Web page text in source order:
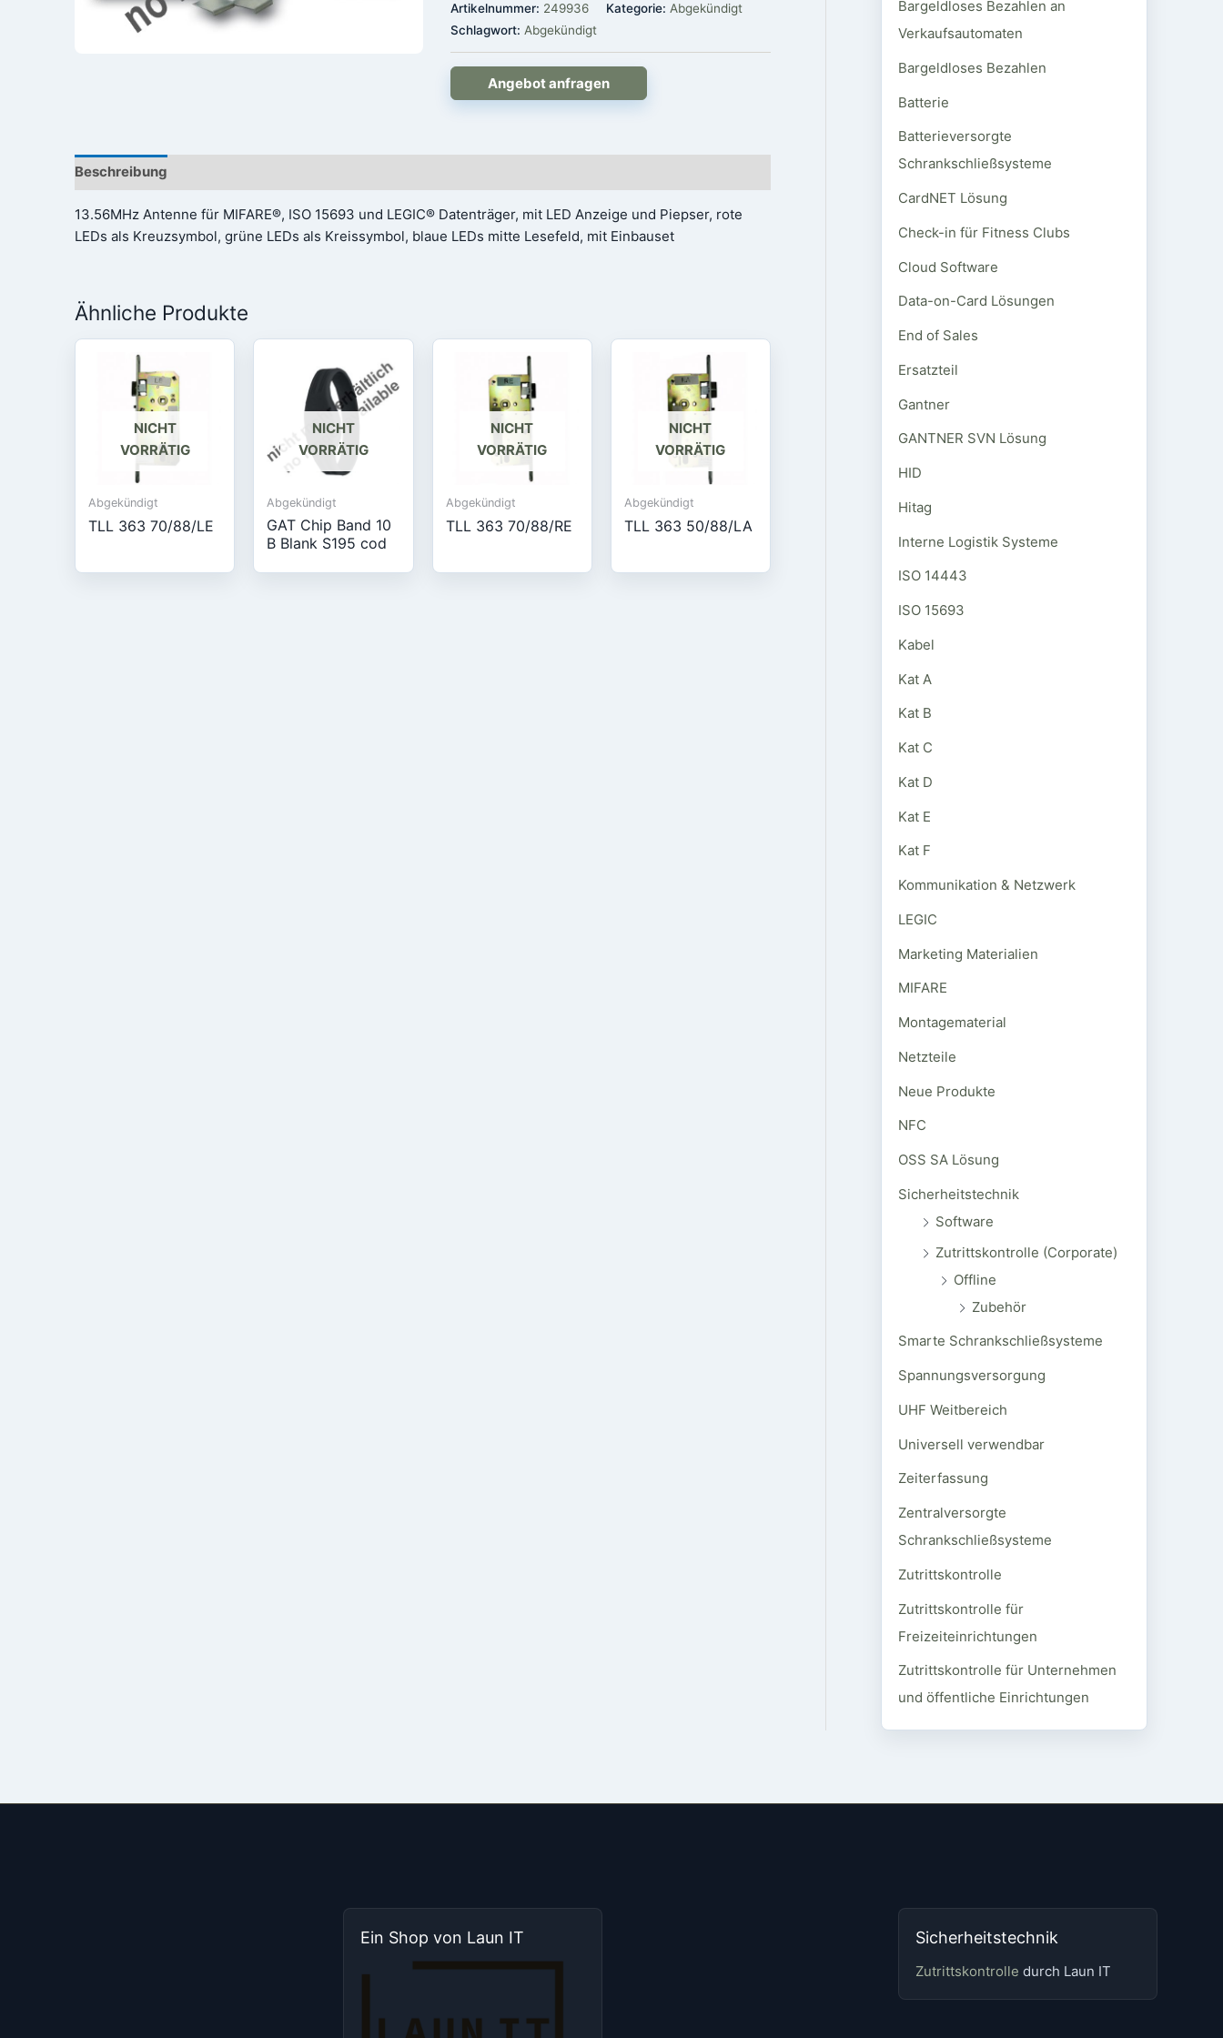
Artikelnummer: 249936 Kategorie: Abgekündigt
Schlagwort: Abgekündigt
Angebot anfragen
Beschreibung
13.56MHz Antenne für MIFARE®, ISO 15693 und LEGIC® Datenträger, mit LED Anzeige und Piepser, rote
LEDs als Kreuzsymbol, grüne LEDs als Kreissymbol, blaue LEDs mitte Lesefeld, mit Einbauset
Ähnliche Produkte
NICHT
VORRÄTIG
Abgekündigt
TLL 363 70/88/LE
NICHT
VORRÄTIG
Abgekündigt
GAT Chip Band 10
B Blank S195 cod
NICHT
VORRÄTIG
Abgekündigt
TLL 363 70/88/RE
NICHT
VORRÄTIG
Abgekündigt
TLL 363 50/88/LA
Bargeldloses Bezahlen an
Verkaufsautomaten
Bargeldloses Bezahlen
Batterie
Batterieversorgte
Schrankschließsysteme
CardNET Lösung
Check-in für Fitness Clubs
Cloud Software
Data-on-Card Lösungen
End of Sales
Ersatzteil
Gantner
GANTNER SVN Lösung
HID
Hitag
Interne Logistik Systeme
ISO 14443
ISO 15693
Kabel
Kat A
Kat B
Kat C
Kat D
Kat E
Kat F
Kommunikation & Netzwerk
LEGIC
Marketing Materialien
MIFARE
Montagematerial
Netzteile
Neue Produkte
NFC
OSS SA Lösung
Sicherheitstechnik
Software
Zutrittskontrolle (Corporate)
Offline
Zubehör
Smarte Schrankschließsysteme
Spannungsversorgung
UHF Weitbereich
Universell verwendbar
Zeiterfassung
Zentralversorgte
Schrankschließsysteme
Zutrittskontrolle
Zutrittskontrolle für
Freizeiteinrichtungen
Zutrittskontrolle für Unternehmen
und öffentliche Einrichtungen
Ein Shop von Laun IT Sicherheitstechnik
Zutrittskontrolle durch Laun IT